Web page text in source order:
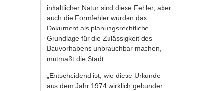
inhaltlicher Natur sind diese Fehler, aber
auch die Formfehler würden das
Dokument als planungsrechtliche
Grundlage für die Zulässigkeit des
Bauvorhabens unbrauchbar machen,
mutmaßt die Stadt.
„Entscheidend ist, wie diese Urkunde
aus dem Jahr 1974 wirklich gebunden